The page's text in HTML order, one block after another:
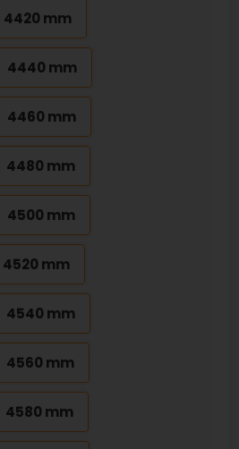
4420 mm
4440 mm
4460 mm
4480 mm
4500 mm
4520 mm
4540 mm
4560 mm
4580 mm